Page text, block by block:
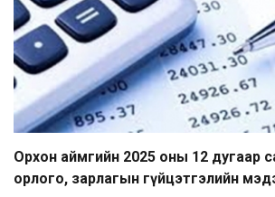
Орхон аймгийн 2025 оны 12 дугаар
орлого, зарлагын гүйцэтгэлийн